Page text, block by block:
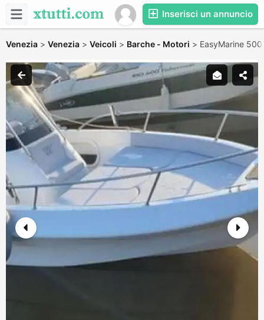
Inserisci un annuncio
Venezia > Venezia > Veicoli > Barche - Motori > EasyMarine